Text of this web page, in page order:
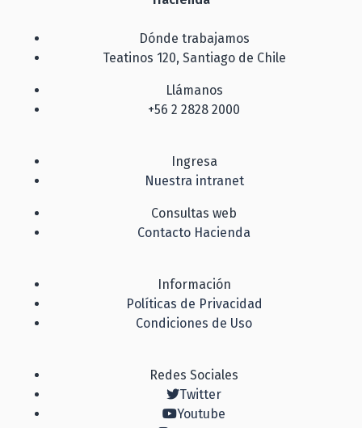
Dónde trabajamos
Teatinos 120, Santiago de Chile
Llámanos
+56 2 2828 2000
Ingresa
Nuestra intranet
Consultas web
Contacto Hacienda
Información
Políticas de Privacidad
Condiciones de Uso
Redes Sociales
Twitter
Youtube